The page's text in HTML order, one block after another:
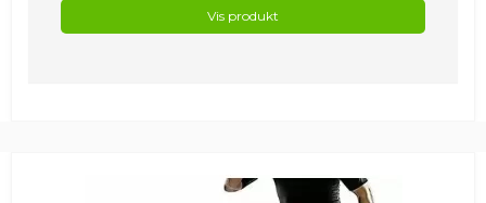
Vis produkt